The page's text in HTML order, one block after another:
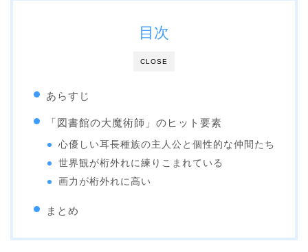
CLOSE
目次
あらすじ
「図書館の大魔術師」のヒット要素
心優しい耳長種族の主人公と個性的な仲間たち
世界観が桁外れに練りこまれている
画力が桁外れに高い
まとめ